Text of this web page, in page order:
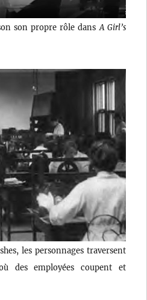
son propre rôle dansA Girl’s
les personnages traversent
des employées coupent et